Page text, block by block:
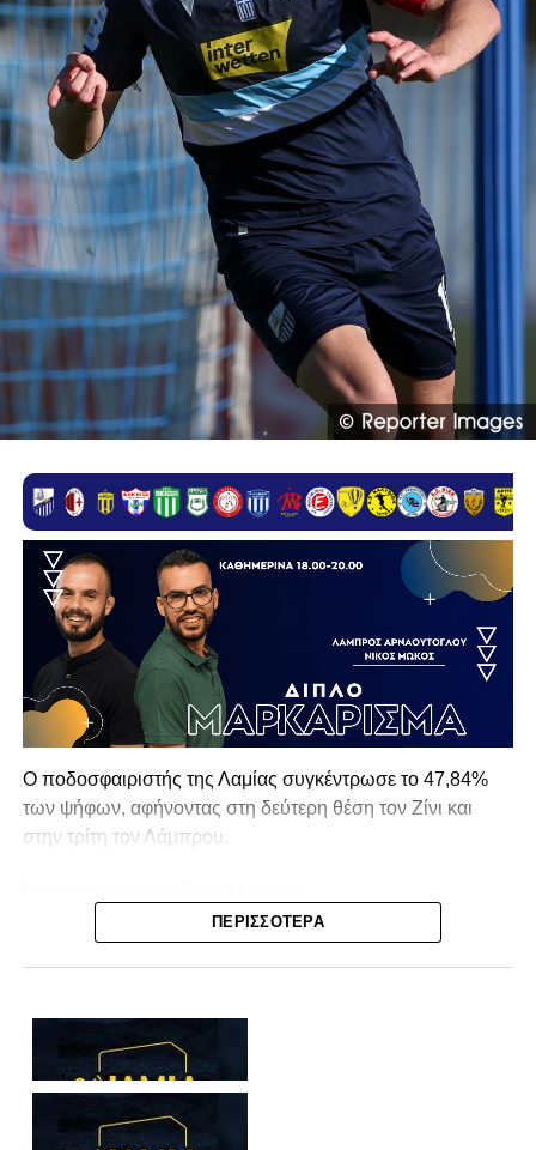
Ο ποδοσφαιριστής της Λαμίας συγκέντρωσε το 47,84%
των ψήφων, αφήνοντας στη δεύτερη θέση τον Ζίνι και
στην τρίτη τον Λάμπρου.
Η Super League ανακοινώνει τα αποτελέσματα του
διαγωνισμού, μετά από ψηφοφορία των φιλάθλων, του
αγωνιστικής Playouts:
1/ Α. Βλαχομήτρος 47,84%
3/ Λ. Λάμπρου 12,16%
ΠΕΡΙΣΣΌΤΕΡΑ